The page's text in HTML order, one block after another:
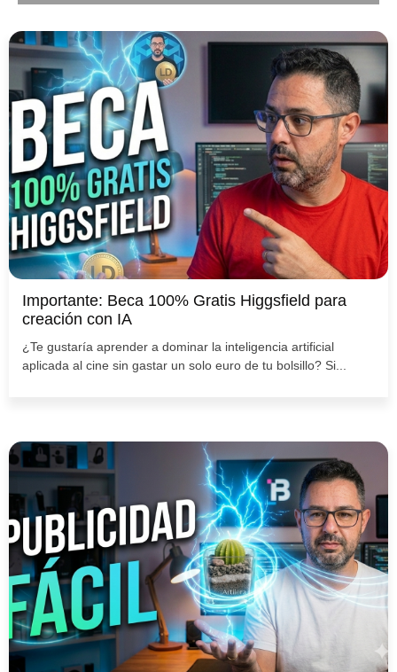
Importante: Beca 100% Gratis Higgsfield para
creación con IA
¿Te gustaría aprender a dominar la inteligencia artificial
aplicada al cine sin gastar un solo euro de tu bolsillo? Si...